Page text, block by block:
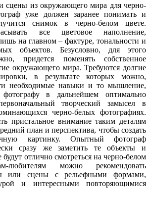
сцены из окружающего мира для черно-
уже должен заранее понимать и
снимок в черно-белом цвете.
все цветовое наполнение,
на главном – фактуре, тональности и
объектов. Безусловно, для этого
придется поменять собственное
окружающего мира. Требуются долгие
в результате которых можно,
необходимые навыки и то мышление,
фотографу в дальнейшем оптимально
творческий замысел в
черно-белых фотографиях.
пристальное внимание таким деталям
план и перспектива, чтобы создать
картинку. Опытный фотограф
сразу же заметить те объекты и
будут отлично смотреться на черно-белом
любителям можно рекомендовать
или сцены с рельефными формами,
и интересными повторяющимися